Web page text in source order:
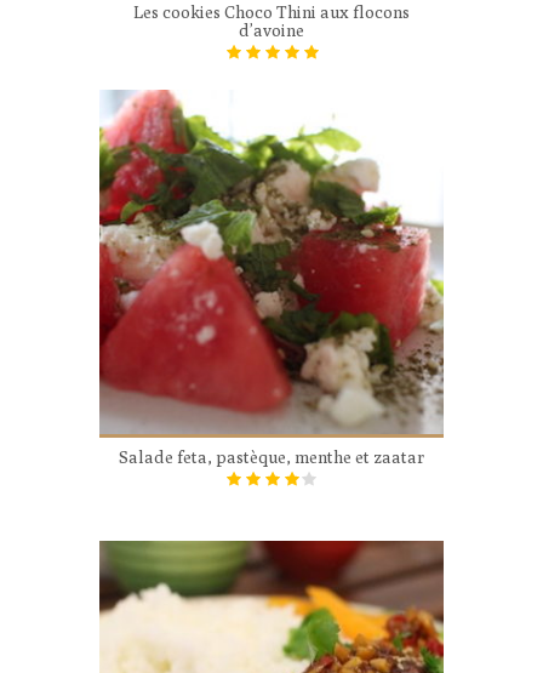
Les cookies Choco Thini aux flocons
d’avoine
Salade feta, pastèque, menthe et zaatar